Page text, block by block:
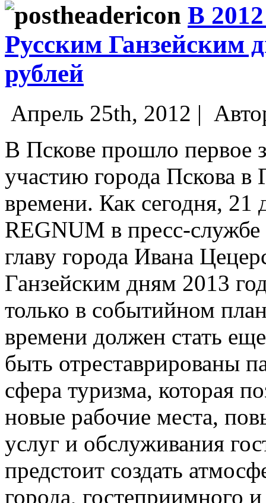
В
Русским Ганзейским
рублей
Апрель 25th, 2012 |
В Пскове прошло первое
участию города Пскова
времени. Как сегодня,
REGNUM в пресс-
главу города Ивана
Ганзейским дням 2013
только в событийном
времени должен стать
быть отреставрированы
сфера туризма, которая
новые рабочие места,
услуг и обслуживания
предстоит создать
города, гостеприимного